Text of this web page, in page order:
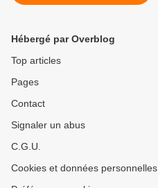
Hébergé par Overblog
Top articles
Pages
Contact
Signaler un abus
C.G.U.
Cookies et données personnelles